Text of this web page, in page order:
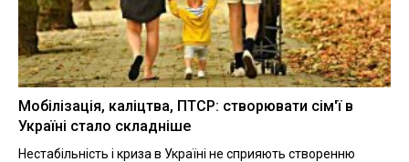
Мобілізація, каліцтва, ПТСР: створювати сім'ї в
Україні стало складніше
Нестабільність і криза в Україні не сприяють створенню